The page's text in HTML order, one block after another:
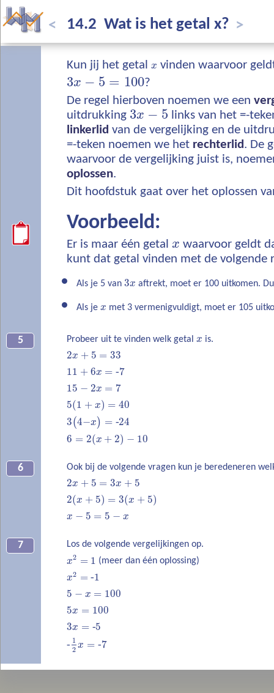
< 14.2 Wat is het getal x? >
Kun jij het getal x
x vinden waarvoor
3x − 5 = 100?
De regel hierboven noemen we een
uitdrukking 3x − 5 links van het =-
linkerlid van de vergelijking en de
=-teken noemen we het rechterlid. De
waarvoor de vergelijking juist is,
oplossen.
Dit hoofdstuk gaat over het oplossen
Voorbeeld:
Er is maar één getal x
x waarvoor geldt
kunt dat getal vinden met de volgende
Als je 5 van 3x
3x aftrekt, moet er 100 uitkomen.
Als je x
x met 3 vermenigvuldigt, moet er 105
5 Probeer uit te vinden welk getal x
x is.
2x + 5 = 33
11 + 6x = ‐7
15 − 2x = 7
5(1 + x) = 40
3(4−x) = ‐24
6 = 2(x + 2) − 10
6 Ook bij de volgende vragen kun je beredeneren
2x + 5 = 3x + 5
2(x + 5) = 3(x + 5)
x − 5 = 5 − x
7
Los de volgende vergelijkingen op.
x2 = 1 (meer dan één oplossing)
x2 = ‐1
5 − x = 100
5x = 100
3x = ‐5
‐ 1
2 x = ‐7